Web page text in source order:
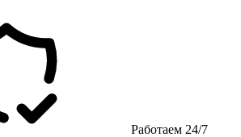
Работаем 24/7